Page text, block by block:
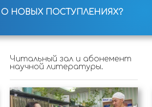
О НОВЫХ ПОСТУПЛЕНИЯХ?
Читальный зал и абонемент
научной литературы.